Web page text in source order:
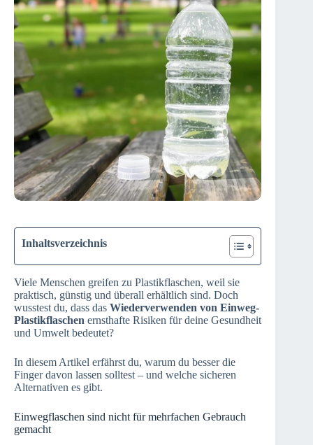
Inhaltsverzeichnis
Viele Menschen greifen zu Plastikflaschen, weil sie
praktisch, günstig und überall erhältlich sind. Doch
wusstest du, dass das Wiederverwenden von Einweg-
Plastikflaschen ernsthafte Risiken für deine Gesundheit
und Umwelt bedeutet?
In diesem Artikel erfährst du, warum du besser die
Finger davon lassen solltest – und welche sicheren
Alternativen es gibt.
Einwegflaschen sind nicht für mehrfachen Gebrauch
gemacht